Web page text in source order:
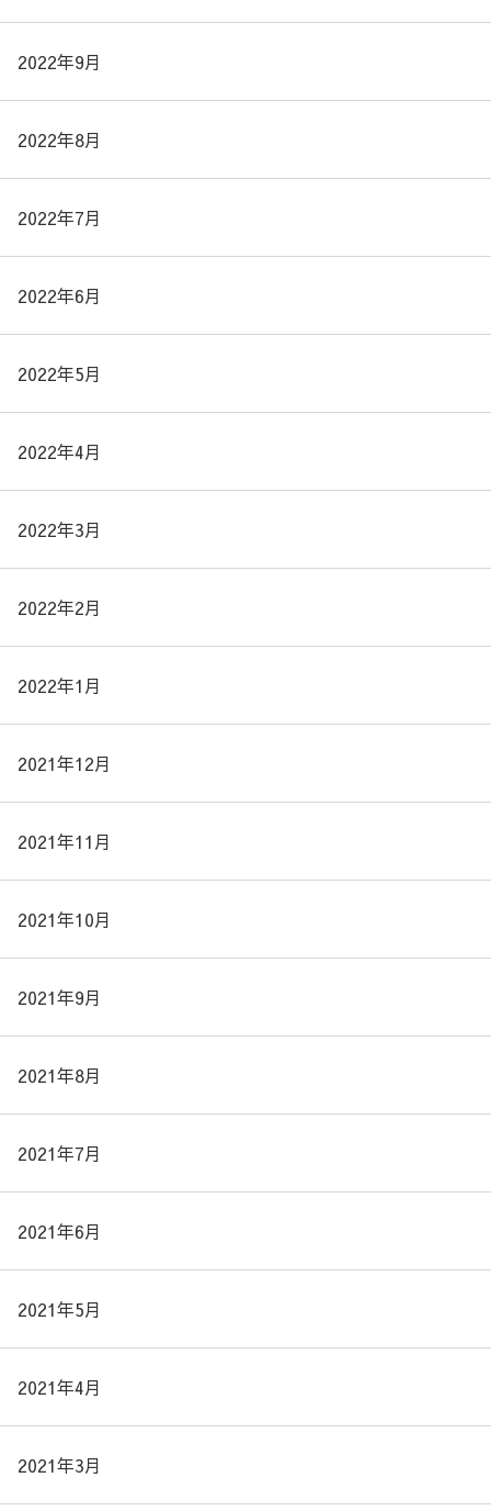
2022年9月
2022年8月
2022年7月
2022年6月
2022年5月
2022年4月
2022年3月
2022年2月
2022年1月
2021年12月
2021年11月
2021年10月
2021年9月
2021年8月
2021年7月
2021年6月
2021年5月
2021年4月
2021年3月